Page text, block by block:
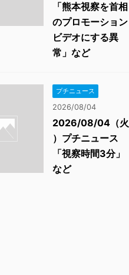
「熊本視察を首相
のプロモーション
ビデオにする異
常」など
プチニュース
2026/08/04
2026/08/04（火
）プチニュース
「視察時間3分」
など